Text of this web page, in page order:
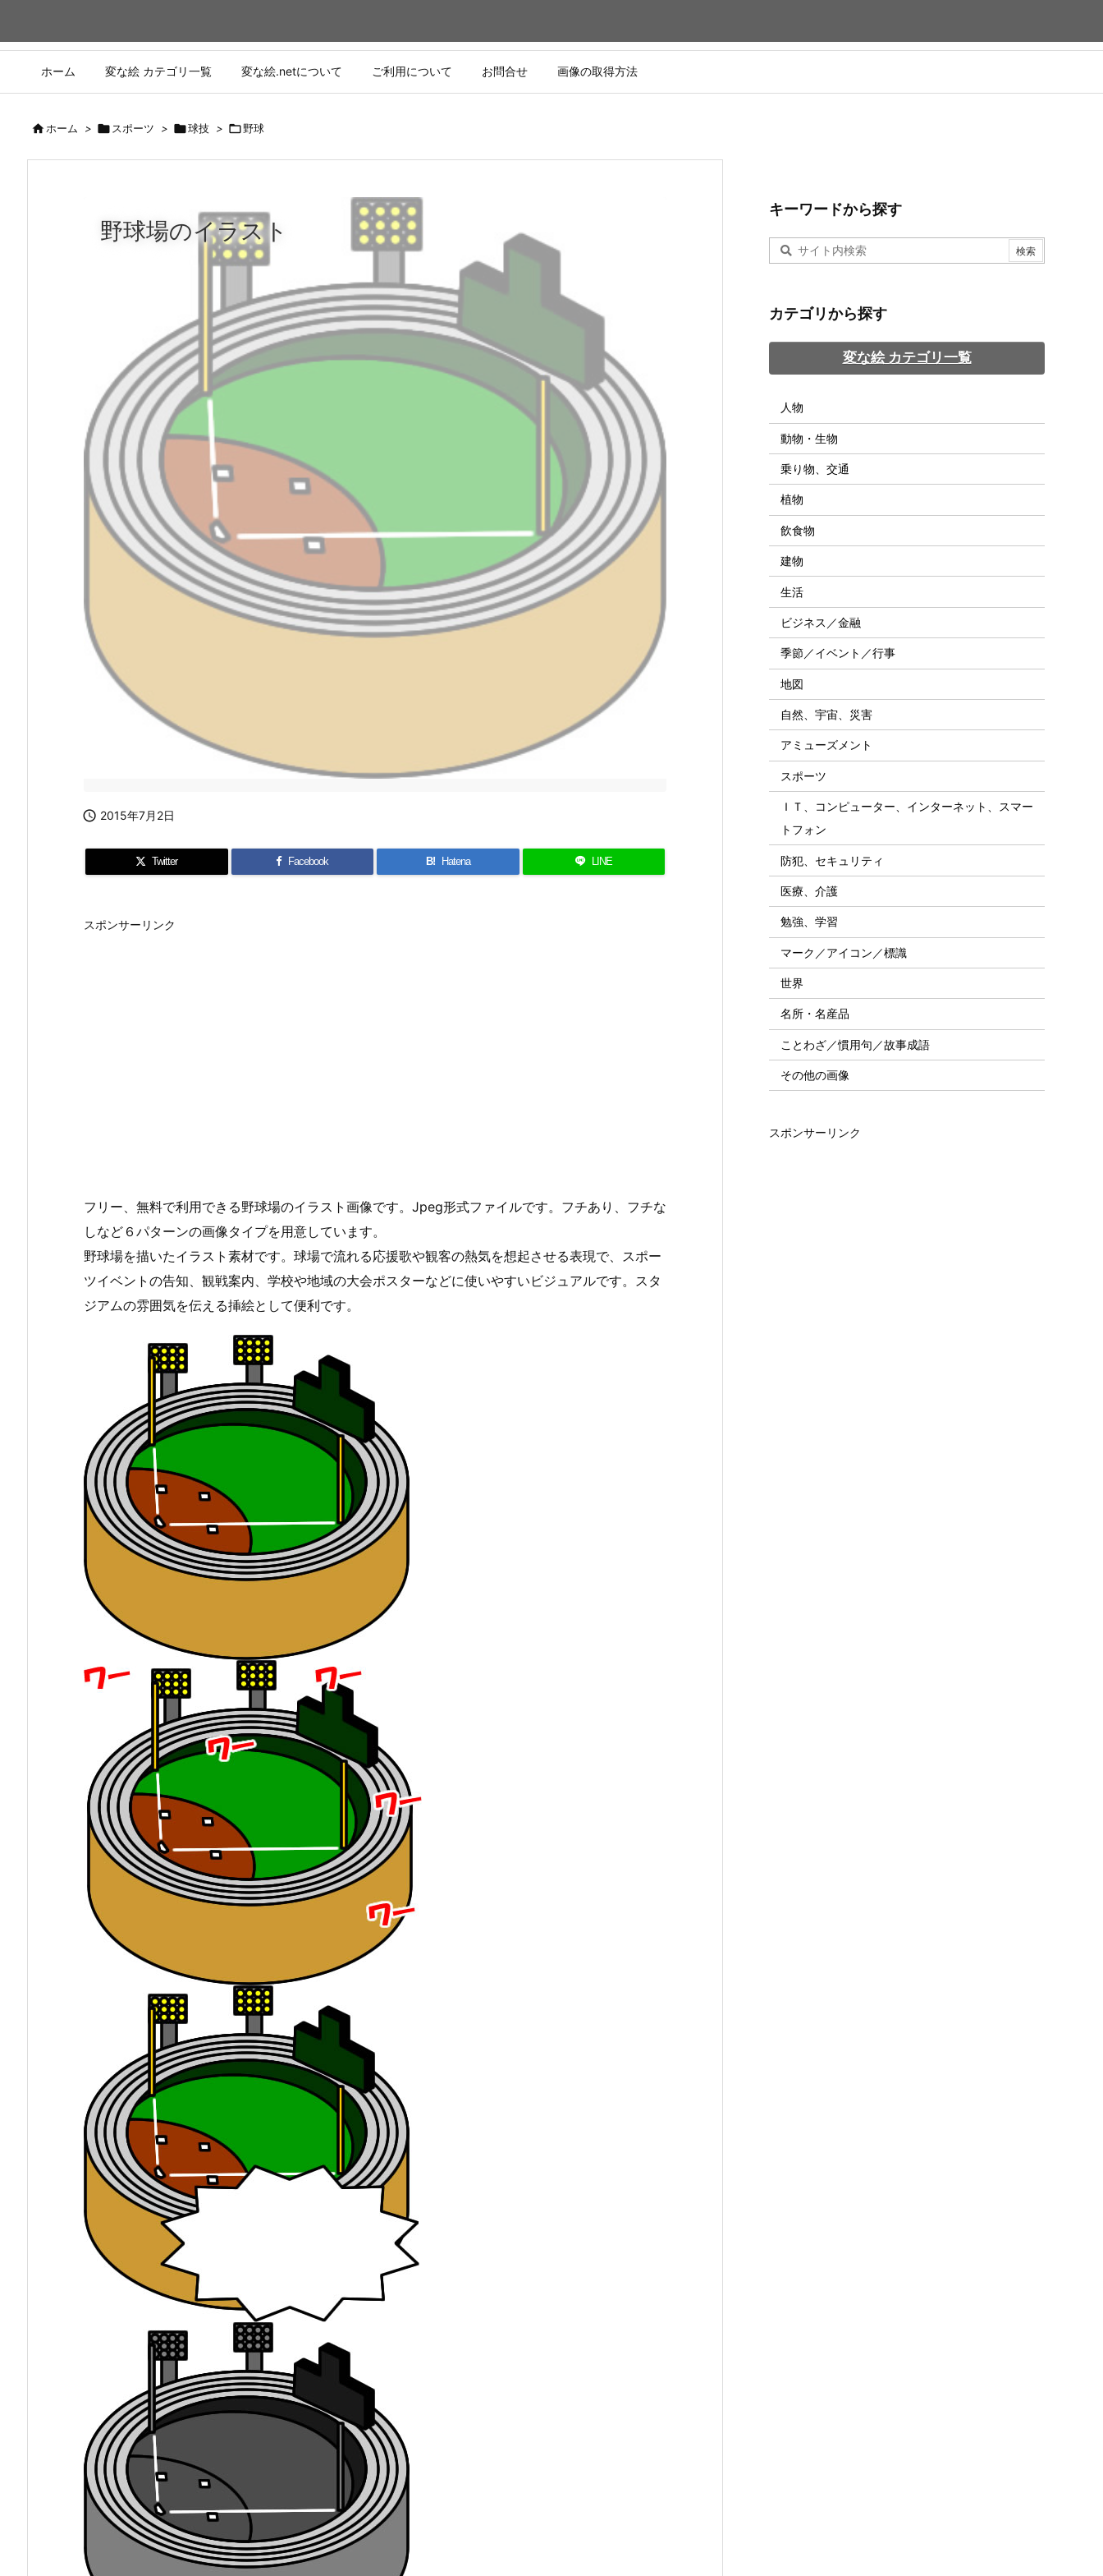
ホーム 変な絵 カテゴリ一覧 変な絵.netについて ご利用について お問合せ 画像の取得方法
ホーム >  スポーツ > 球技 > 野球
野球場のイラスト
 2015年7月2日
Twitter Facebook B! Hatena LINE
スポンサーリンク
フリー、無料で利用できる野球場のイラスト画像です。Jpeg形式ファイルです。フチあり、フチな
しなど６パターンの画像タイプを用意しています。
野球場を描いたイラスト素材です。球場で流れる応援歌や観客の熱気を想起させる表現で、スポー
ツイベントの告知、観戦案内、学校や地域の大会ポスターなどに使いやすいビジュアルです。スタ
ジアムの雰囲気を伝える挿絵として便利です。
キーワードから探す
カテゴリから探す
変な絵 カテゴリ一覧
人物
動物・生物
乗り物、交通
植物
飲食物
建物
生活
ビジネス／金融
季節／イベント／行事
地図
自然、宇宙、災害
アミューズメント
スポーツ
ＩＴ、コンピューター、インターネット、スマー
トフォン
防犯、セキュリティ
医療、介護
勉強、学習
マーク／アイコン／標識
世界
名所・名産品
ことわざ／慣用句／故事成語
その他の画像
スポンサーリンク